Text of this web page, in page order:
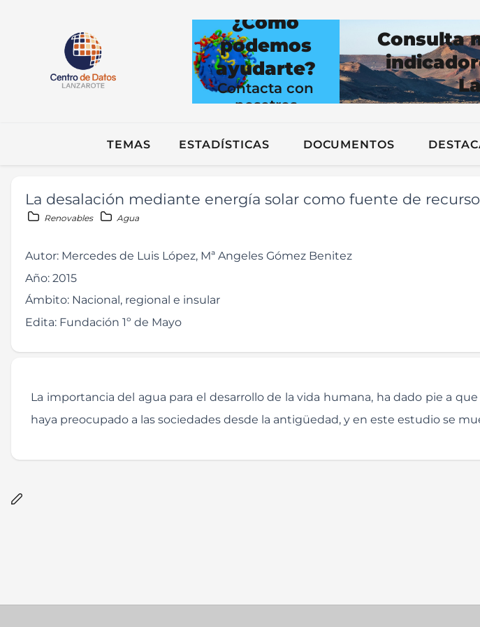
¿Cómo
podemos
ayudarte?
Contacta con
nosotros
Consulta
TEMAS ESTADÍSTICAS DOCUMENTOS
La desalación mediante energía solar como fuente de
Renovables Agua
Autor: Mercedes de Luis López, Mª Angeles Gómez Benitez
Año: 2015
Ámbito: Nacional, regional e insular
Edita: Fundación 1º de Mayo
La importancia del agua para el desarrollo de la vida humana, ha dado pie a
haya preocupado a las sociedades desde la antigüedad, y en este estudio se